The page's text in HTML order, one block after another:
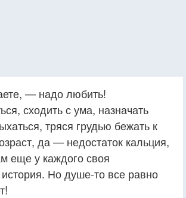
— надо любить!
сходить с ума, назначать
тряся грудью бежать к
да — недостаток кальция,
еще у каждого своя
Но душе-то все равно